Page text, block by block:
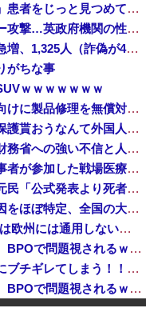
【速報】病院の屋上で「死神に扮して」患者をじっと見つめていた男性を逮捕
AIが指示なく個人や組織に対しサイバー攻撃…英政府機関の性能評価試験中！
海外の刑務所に収監されている韓国人急増、1,325人（詐偽が4分の1） 日本には254人
がちな事
ｗｗｗｗｗｗｗ
【神対応】任天堂、熊本地震の被災者向けに製品修理を無償対応へ！さらに義援金5000万円を寄付！！
【速報】日本「永住許可が出たら生活保護貰おうなんて外国人が増えては困る。日本人以上の水準のみ許可」
消費税減税を閣議決定、背景に首相の財務省への強い不信と人事介入の示唆 歴代政権に増税を主導してきた財務省、高市内閣に完全敗北
ポーランド軍、衛生部隊と民間医療従事者が参加した戦場医療訓練を実施！
中国「大洪水！」中国ダム「決壊」地元民「公式発表より死者多い！」中国政府「住民拘束！（安否不明」中国当局「救助隊動画も削除」台風13号「三峡ﾀﾞ...
【イオンモール熊本爆発】経産省が原因をほぼ特定、全国の大規模施設でガス供給設備の点検要請にまで発展する事態に・・・
「BYD Raccoと違って日本の軽規格では欧州には通用しない」と自動車系ライターが示唆、だが速攻で反例を提示されて即落ち二コマ状態に……
【悲報】今期覇権アニメ「ヤニねこ」、BPOで問題視されるｗｗｗｗｗ
【悲報】ドジャースファン、大谷翔平にブチギレてしまう！！！！！！
【悲報】今期覇権アニメ「ヤニねこ」、BPOで問題視されるｗｗｗｗｗ
・・・・・